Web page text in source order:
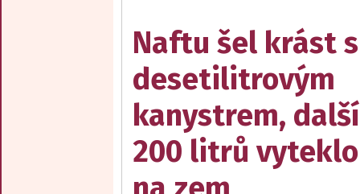
Naftu šel krást s
desetilitrovým
kanystrem,
200 litrů vyteklo